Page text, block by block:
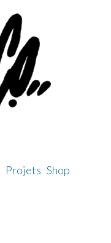
Projets Shop